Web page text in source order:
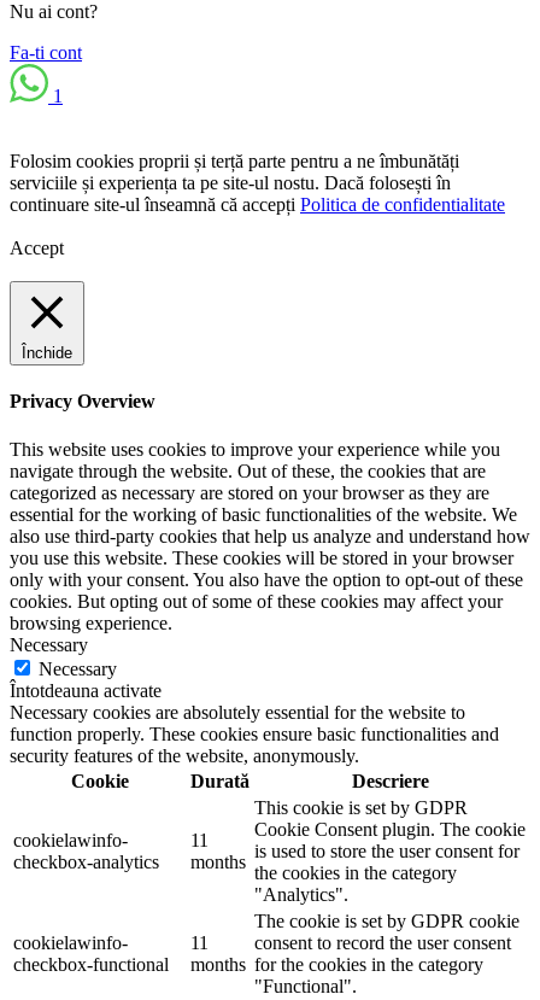
Nu ai cont?
Fa-ti cont
1
Folosim cookies proprii și terță parte pentru a ne îmbunătăți
serviciile și experiența ta pe site-ul nostu. Dacă folosești în
continuare site-ul înseamnă că accepți Politica de confidentialitate
Accept
Închide
Privacy Overview
This website uses cookies to improve your experience while you
navigate through the website. Out of these, the cookies that are
categorized as necessary are stored on your browser as they are
essential for the working of basic functionalities of the website. We
also use third-party cookies that help us analyze and understand how
you use this website. These cookies will be stored in your browser
only with your consent. You also have the option to opt-out of these
cookies. But opting out of some of these cookies may affect your
browsing experience.
Necessary
Necessary
Întotdeauna activate
Necessary cookies are absolutely essential for the website to
function properly. These cookies ensure basic functionalities and
security features of the website, anonymously.
Cookie
Durată Descriere
cookielawinfo-
checkbox-analytics
11
months
This cookie is set by GDPR
Cookie Consent plugin. The cookie
is used to store the user consent for
the cookies in the category
"Analytics".
cookielawinfo-
checkbox-functional
11
months
The cookie is set by GDPR cookie
consent to record the user consent
for the cookies in the category
"Functional".